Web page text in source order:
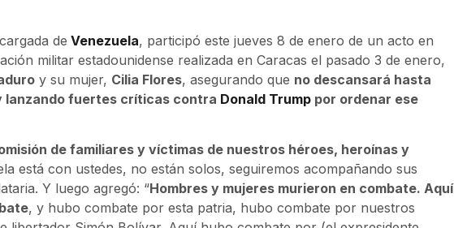
de Venezuela, participó este jueves 8 de enero de un acto en
militar estadounidense realizada en Caracas el pasado 3 de enero,
y su mujer, Cilia Flores, asegurando que no descansará hasta
fuertes críticas contra Donald Trump por ordenar ese
de familiares y víctimas de nuestros héroes, heroínas y
está con ustedes, no están solos, seguiremos acompañando sus
Y luego agregó: “Hombres y mujeres murieron en combate. Aquí
, y hubo combate por esta patria, hubo combate por nuestros